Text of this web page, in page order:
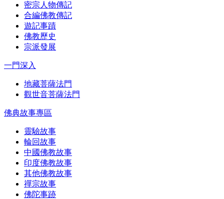
密宗人物傳記
合編佛教傳記
遊記事蹟
佛教歷史
宗派發展
一門深入
地藏菩薩法門
觀世音菩薩法門
佛典故事專區
靈驗故事
輪回故事
中國佛教故事
印度佛教故事
其他佛教故事
禪宗故事
佛陀事跡